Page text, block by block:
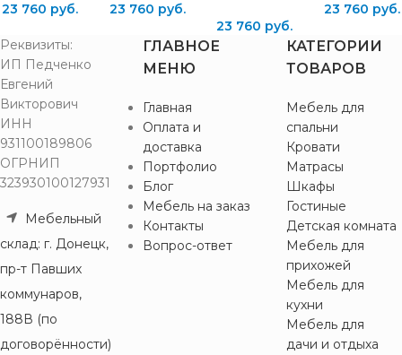
23 760 руб. 23 760 руб.
23 760 руб.
23 760 руб.
Реквизиты:
ИП Педченко
Евгений
Викторович
ИНН
931100189806
ОГРНИП
323930100127931
Мебельный
склад: г. Донецк,
пр-т Павших
коммунаров,
188В (по
договорённости)
ГЛАВНОЕ
МЕНЮ
Главная
Оплата и
доставка
Портфолио
Блог
Мебель на заказ
Контакты
Вопрос-ответ
КАТЕГОРИИ
ТОВАРОВ
Мебель для
спальни
Кровати
Матрасы
Шкафы
Гостиные
Детская комната
Мебель для
прихожей
Мебель для
кухни
Мебель для
дачи и отдыха